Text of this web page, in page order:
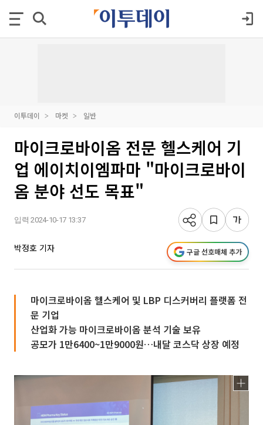
이투데이 마켓 일반
마이크로바이옴 전문 헬스케어 기
업 에이치이엠파마 "마이크로바이
옴 분야 선도 목표"
입력 2024-10-17 13:37
박정호 기자 구글 선호매체 추가
마이크로바이옴 헬스케어 및 LBP 디스커버리 플랫폼 전
문 기업
산업화 가능 마이크로바이옴 분석 기술 보유
공모가 1만6400~1만9000원…내달 코스닥 상장 예정